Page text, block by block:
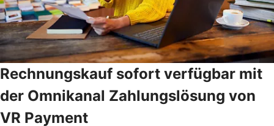
Rechnungskauf sofort verfügbar mit
der Omnikanal Zahlungslösung von
VR Payment